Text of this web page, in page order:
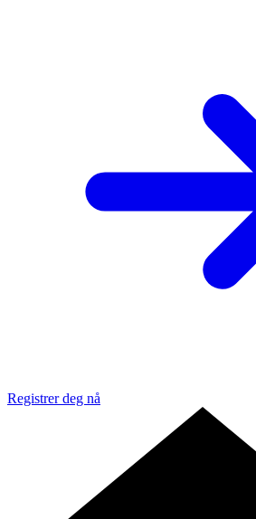
Registrer deg nå